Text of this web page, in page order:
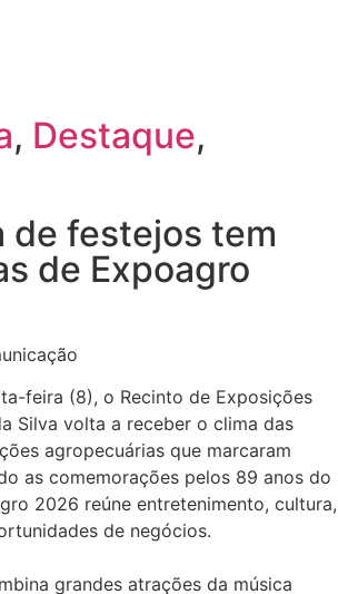
, Destaque,
de festejos tem
de Expoagro
feira (8), o Recinto de Exposições
Silva volta a receber o clima das
agropecuárias que marcaram
as comemorações pelos 89 anos do
2026 reúne entretenimento, cultura,
de negócios.
grandes atrações da música